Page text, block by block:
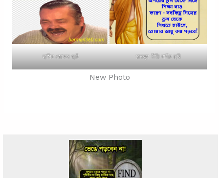
হাসির জোকস ছবি চানক্য নীতি বাণীর ছবি
New Photo